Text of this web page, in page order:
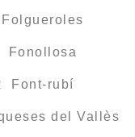
Fonollosa
Font-rubí
del Vallès